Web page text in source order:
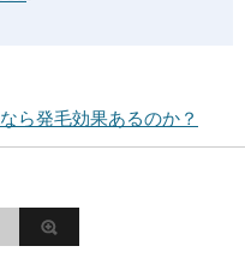
ら発毛効果あるのか？